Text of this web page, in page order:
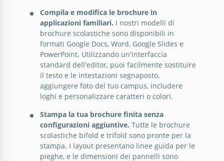
Modello modificabile di brochure per il
ritorno a scuola
Compila e modifica le brochure in
applicazioni familiari. I nostri modelli di
brochure scolastiche sono disponibili in
formati Google Docs, Word, Google Slides e
PowerPoint. Utilizzando un'interfaccia
standard dell'editor, puoi facilmente sostituire
il testo e le intestazioni segnaposto,
aggiungere foto del tuo campus, includere
loghi e personalizzare caratteri o colori.
Stampa la tua brochure finita senza
configurazioni aggiuntive. Tutte le brochure
scolastiche bifold e trifold sono pronte per la
stampa. I layout presentano linee guida per le
pieghe, e le dimensioni dei pannelli sono